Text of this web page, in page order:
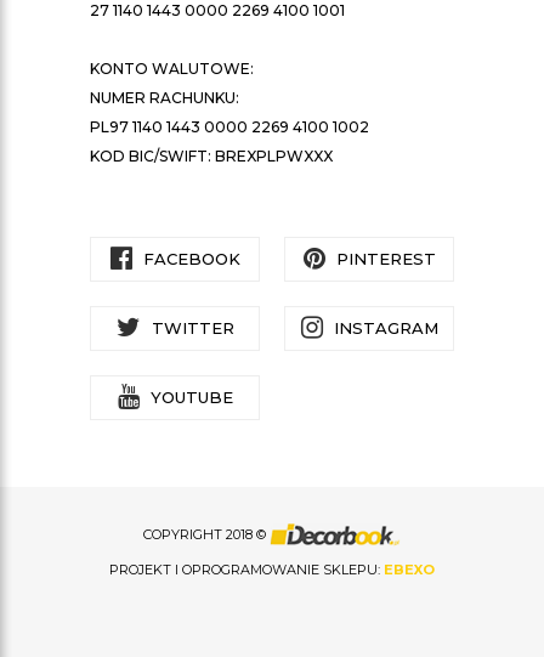
27 1140 1443 0000 2269 4100 1001
KONTO WALUTOWE:
NUMER RACHUNKU:
PL97 1140 1443 0000 2269 4100 1002
KOD BIC/SWIFT: BREXPLPWXXX
FACEBOOK PINTEREST
TWITTER INSTAGRAM
YOUTUBE
COPYRIGHT 2018 ©
PROJEKT I OPROGRAMOWANIE SKLEPU: EBEXO